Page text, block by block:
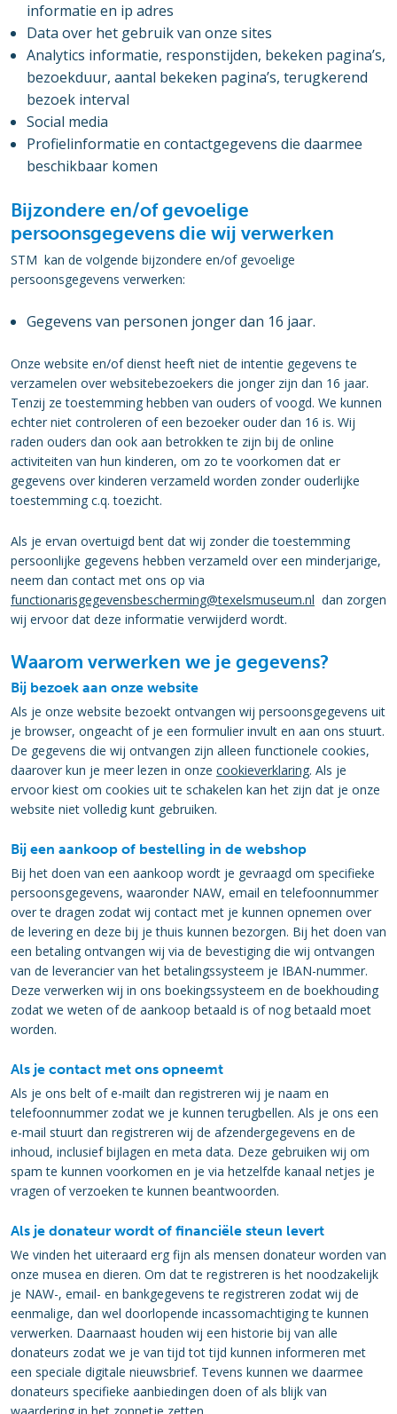
informatie en ip adres
Data over het gebruik van onze sites
Analytics informatie, responstijden, bekeken pagina’s,
bezoekduur, aantal bekeken pagina’s, terugkerend
bezoek interval
Social media
Profielinformatie en contactgegevens die daarmee
beschikbaar komen
Bijzondere en/of gevoelige
persoonsgegevens die wij verwerken
STM kan de volgende bijzondere en/of gevoelige
persoonsgegevens verwerken:
Gegevens van personen jonger dan 16 jaar.
Onze website en/of dienst heeft niet de intentie gegevens te
verzamelen over websitebezoekers die jonger zijn dan 16 jaar.
Tenzij ze toestemming hebben van ouders of voogd. We kunnen
echter niet controleren of een bezoeker ouder dan 16 is. Wij
raden ouders dan ook aan betrokken te zijn bij de online
activiteiten van hun kinderen, om zo te voorkomen dat er
gegevens over kinderen verzameld worden zonder ouderlijke
toestemming c.q. toezicht.
Als je ervan overtuigd bent dat wij zonder die toestemming
persoonlijke gegevens hebben verzameld over een minderjarige,
neem dan contact met ons op via
functionarisgegevensbescherming@texelsmuseum.nl dan zorgen
wij ervoor dat deze informatie verwijderd wordt.
Waarom verwerken we je gegevens?
Bij bezoek aan onze website
Als je onze website bezoekt ontvangen wij persoonsgegevens uit
je browser, ongeacht of je een formulier invult en aan ons stuurt.
De gegevens die wij ontvangen zijn alleen functionele cookies,
daarover kun je meer lezen in onze cookieverklaring. Als je
ervoor kiest om cookies uit te schakelen kan het zijn dat je onze
website niet volledig kunt gebruiken.
Bij een aankoop of bestelling in de webshop
Bij het doen van een aankoop wordt je gevraagd om specifieke
persoonsgegevens, waaronder NAW, email en telefoonnummer
over te dragen zodat wij contact met je kunnen opnemen over
de levering en deze bij je thuis kunnen bezorgen. Bij het doen van
een betaling ontvangen wij via de bevestiging die wij ontvangen
van de leverancier van het betalingssysteem je IBAN-nummer.
Deze verwerken wij in ons boekingssysteem en de boekhouding
zodat we weten of de aankoop betaald is of nog betaald moet
worden.
Als je contact met ons opneemt
Als je ons belt of e-mailt dan registreren wij je naam en
telefoonnummer zodat we je kunnen terugbellen. Als je ons een
e-mail stuurt dan registreren wij de afzendergegevens en de
inhoud, inclusief bijlagen en meta data. Deze gebruiken wij om
spam te kunnen voorkomen en je via hetzelfde kanaal netjes je
vragen of verzoeken te kunnen beantwoorden.
Als je donateur wordt of financiële steun levert
We vinden het uiteraard erg fijn als mensen donateur worden van
onze musea en dieren. Om dat te registreren is het noodzakelijk
je NAW-, email- en bankgegevens te registreren zodat wij de
eenmalige, dan wel doorlopende incassomachtiging te kunnen
verwerken. Daarnaast houden wij een historie bij van alle
donateurs zodat we je van tijd tot tijd kunnen informeren met
een speciale digitale nieuwsbrief. Tevens kunnen we daarmee
donateurs specifieke aanbiedingen doen of als blijk van